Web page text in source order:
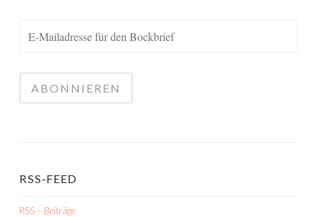
RSS-FEED
RSS – Beiträge